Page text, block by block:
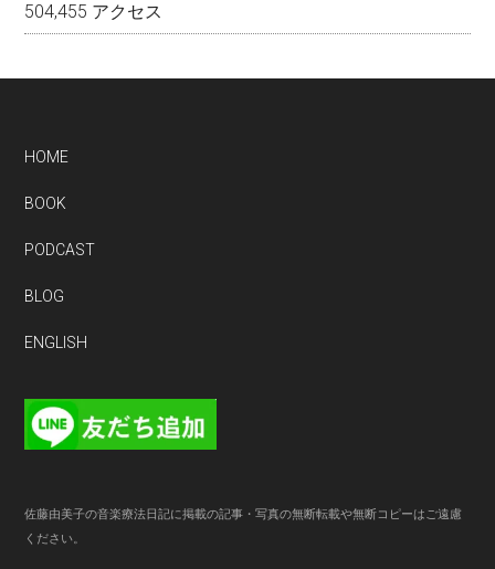
504,455 アクセス
Footer
HOME
BOOK
PODCAST
BLOG
ENGLISH
佐藤由美子の音楽療法日記に掲載の記事・写真の無断転載や無断コピーはご遠慮
ください。